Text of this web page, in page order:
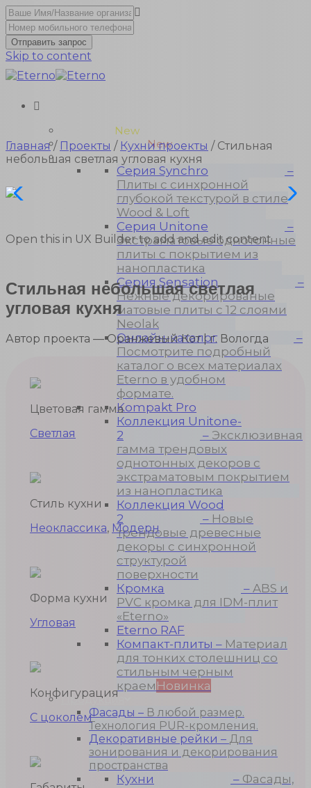
Отправить запрос
Skip to content
New
Wood-3 и Loft-2New
Материалы
Серия Synchro
–
Плиты с синхронной
глубокой текстурой в стиле
Wood & Loft
Серия Unitone
–
Экстраматовые однотонные
плиты с покрытием из
нанопластика
Серия Sensation
–
Нежные декорированые
матовые плиты с 12 слоями
Neolak
Онлайн-каталог
–
Посмотрите подробный
каталог о всех материалах
Eterno в удобном
формате.
Kompakt Pro
Коллекция Unitone-
2
– Эксклюзивная
гамма трендовых
однотонных декоров с
экстраматовым покрытием
из нанопластика
Коллекция Wood
2
– Новые
трендовые древесные
декоры с синхронной
структурой
поверхности
Кромка
– ABS и
PVC кромка для IDM-плит
«Eterno»
Eterno RAF
Компакт-плиты – Материал
для тонких столешниц со
стильным черным
краем Новинка
Продукция
Фасады – В любой размер.
Технология PUR-кромления.
Декоративные рейки – Для
зонирования и декорирования
пространства
Кухни – Фасады,
Главная/ Проекты / Кухни проекты / Стильная
небольшая светлая угловая кухня
Open this in UX Builder to add and edit content
Стильная небольшая светлая
угловая кухня
Автор проекта — Оранжевый Кот | г. Вологда
Цветовая гамма
Светлая
Стиль кухни
Неоклассика, Модерн
Форма кухни
Угловая
Конфигурация
С цоколем